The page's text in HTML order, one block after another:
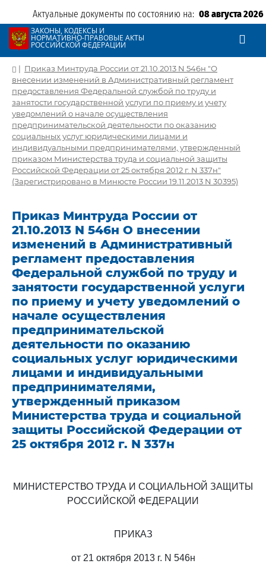
Актуальные документы по состоянию на: 08 августа 2026
ЗАКОНЫ, КОДЕКСЫ И
НОРМАТИВНО-ПРАВОВЫЕ АКТЫ
РОССИЙСКОЙ ФЕДЕРАЦИИ
| Приказ Минтруда России от 21.10.2013 N 546н "О
внесении изменений в Административный регламент
предоставления Федеральной службой по труду и
занятости государственной услуги по приему и учету
уведомлений о начале осуществления
предпринимательской деятельности по оказанию
социальных услуг юридическими лицами и
индивидуальными предпринимателями, утвержденный
приказом Министерства труда и социальной защиты
Российской Федерации от 25 октября 2012 г. N 337н"
(Зарегистрировано в Минюсте России 19.11.2013 N 30395)
Приказ Минтруда России от
21.10.2013 N 546н О внесении
изменений в Административный
регламент предоставления
Федеральной службой по труду и
занятости государственной услуги
по приему и учету уведомлений о
начале осуществления
предпринимательской
деятельности по оказанию
социальных услуг юридическими
лицами и индивидуальными
предпринимателями,
утвержденный приказом
Министерства труда и социальной
защиты Российской Федерации от
25 октября 2012 г. N 337н
МИНИСТЕРСТВО ТРУДА И СОЦИАЛЬНОЙ ЗАЩИТЫ
РОССИЙСКОЙ ФЕДЕРАЦИИ
ПРИКАЗ
от 21 октября 2013 г. N 546н